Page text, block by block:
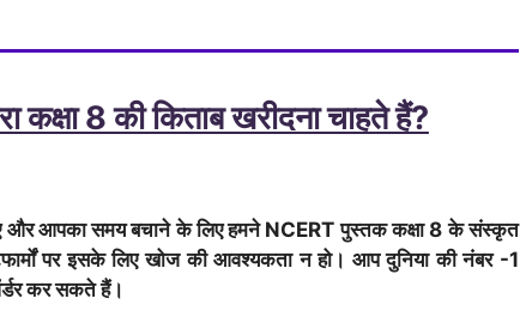
8 की किताब खरीदना चाहते हैं?
आपका समय बचाने के लिए हमने NCERT पुस्तक कक्षा 8 के संस्कृत
पर इसके लिए खोज की आवश्यकता न हो। आप दुनिया की नंबर -1
कर सकते हैं।